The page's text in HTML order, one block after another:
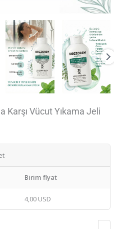
Karşı Vücut Yıkama Jeli
Birim fiyat
4,00 USD